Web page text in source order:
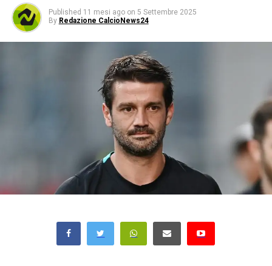
Published 11 mesi ago on 5 Settembre 2025
By Redazione CalcioNews24